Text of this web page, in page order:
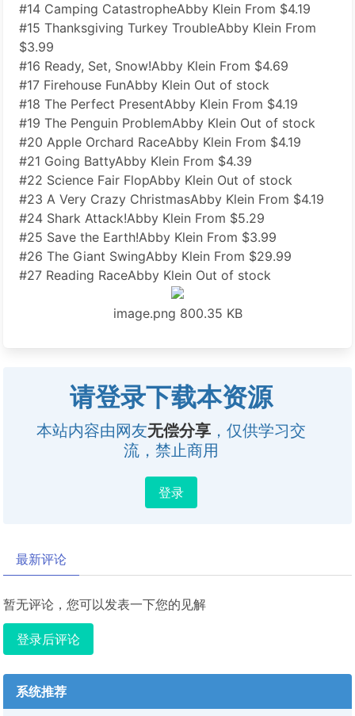
#14 Camping CatastropheAbby Klein From $4.19
#15 Thanksgiving Turkey TroubleAbby Klein From
$3.99
#16 Ready, Set, Snow!Abby Klein From $4.69
#17 Firehouse FunAbby Klein Out of stock
#18 The Perfect PresentAbby Klein From $4.19
#19 The Penguin ProblemAbby Klein Out of stock
#20 Apple Orchard RaceAbby Klein From $4.19
#21 Going BattyAbby Klein From $4.39
#22 Science Fair FlopAbby Klein Out of stock
#23 A Very Crazy ChristmasAbby Klein From $4.19
#24 Shark Attack!Abby Klein From $5.29
#25 Save the Earth!Abby Klein From $3.99
#26 The Giant SwingAbby Klein From $29.99
#27 Reading RaceAbby Klein Out of stock
image.png 800.35 KB
请登录下载本资源
本站内容由网友无偿分享 ，仅供学习交
流，禁止商用
登录
最新评论
暂无评论，您可以发表一下您的见解
登录后评论
系统推荐